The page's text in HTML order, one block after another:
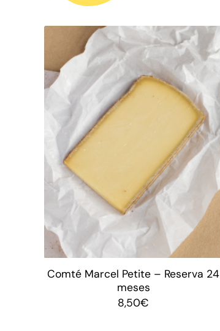
Comté Marcel Petite – Reserva 24
meses
8,50€